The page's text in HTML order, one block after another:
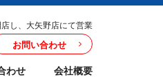
し、大矢野店にて営業
お問い合わせ
わせ 会社概要